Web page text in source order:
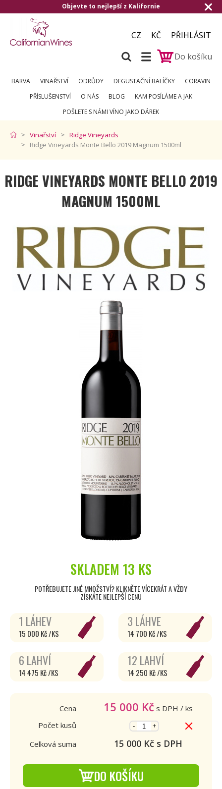
Doručení zdarma od 1.500,-
CZ KČ
PŘIHLÁSIT
Do košíku
BARVA VINAŘSTVÍ ODRŮDY DEGUSTAČNÍ BALÍČKY
CORAVIN
PŘÍSLUŠENSTVÍ
O NÁS BLOG
KAM POSÍLÁME A JAK
POŠLETE S NÁMI VÍNO JAKO DÁREK
Vinařství
Ridge Vineyards
Ridge Vineyards Monte Bello 2019 Magnum 1500ml
RIDGE VINEYARDS MONTE BELLO 2019
MAGNUM 1500ML
SKLADEM 13 KS
POTŘEBUJETE JINÉ MNOŽSTVÍ? KLIKNĚTE VÍCEKRÁT A VŽDY
ZÍSKÁTE NEJLEPŠÍ CENU
1 LÁHEV
15 000 Kč /KS
3 LÁHVE
14 700 Kč /KS
6 LAHVÍ
14 475 Kč /KS
12 LAHVÍ
14 250 Kč /KS
Cena 15 000 Kč s DPH / ks
Počet kusů
- +
Celková suma 15 000Kč s DPH
DO KOŠÍKU